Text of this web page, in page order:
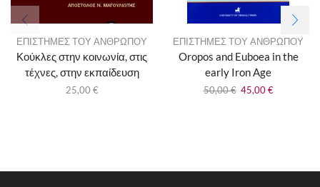
ΕΠΙΣΤΗΜΕΣ ΤΟΥ ΑΝΘΡΩΠΟΥ
Κούκλες στην κοινωνία, στις
τέχνες, στην εκπαίδευση
25,00 €
ΕΠΙΣΤΗΜΕΣ ΤΟΥ ΑΝΘΡΩΠΟΥ
Oropos and Euboea in the
early Iron Age
50,00€ 45,00€